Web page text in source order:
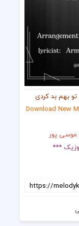
تو بهم بد کردی
Download New
موسی پور
***